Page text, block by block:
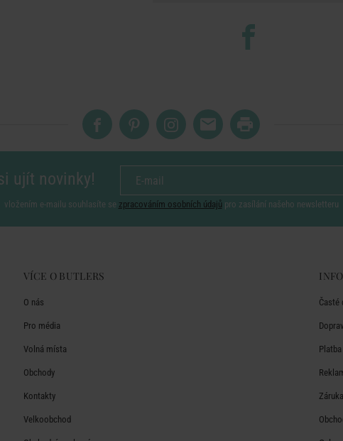
ujít novinky!
vložením e-mailu souhlasíte se zpracováním osobních údajů pro zasílání našeho newsletteru
VÍCE O BUTLERS
O nás
Pro média
Volná místa
Obchody
Kontakty
Velkoobchod
Časté
Platba
Záruka